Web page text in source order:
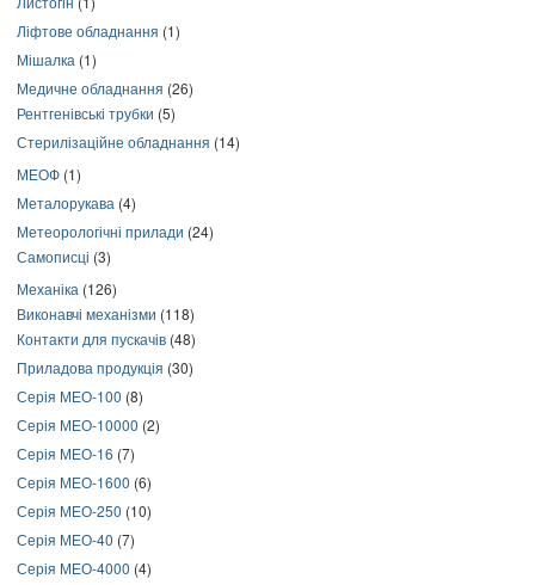
Ліфтове обладнання (1)
Мішалка (1)
Медичне обладнання (26)
Рентгенівські трубки (5)
Стерилізаційне обладнання (14)
МЕОФ (1)
Металорукава (4)
Метеорологічні прилади (24)
Самописці (3)
Механіка (126)
Виконавчі механізми (118)
Контакти для пускачів (48)
Приладова продукція (30)
Серія МЕО-100 (8)
Серія МЕО-10000 (2)
Серія МЕО-16 (7)
Серія МЕО-1600 (6)
Серія МЕО-250 (10)
Серія МЕО-40 (7)
Серія МЕО-4000 (4)